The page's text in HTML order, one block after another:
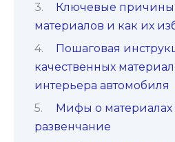
Ключевые причины
материалов и как их
Пошаговая
качественных
интерьера автомобиля
Мифы о материалах
развенчание